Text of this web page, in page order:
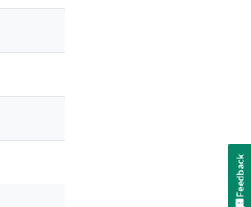
Feedback